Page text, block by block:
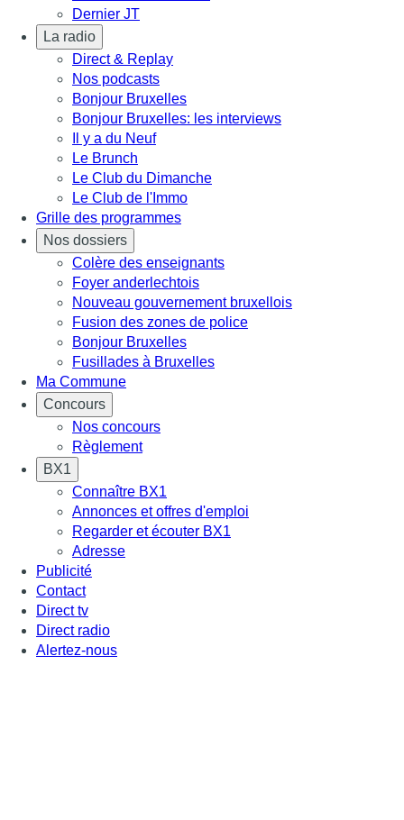
Dernier JT
La radio
Direct & Replay
Nos podcasts
Bonjour Bruxelles
Bonjour Bruxelles: les interviews
Il y a du Neuf
Le Brunch
Le Club du Dimanche
Le Club de l'Immo
Grille des programmes
Nos dossiers
Colère des enseignants
Foyer anderlechtois
Nouveau gouvernement bruxellois
Fusion des zones de police
Bonjour Bruxelles
Fusillades à Bruxelles
Ma Commune
Concours
Nos concours
Règlement
BX1
Connaître BX1
Annonces et offres d'emploi
Regarder et écouter BX1
Adresse
Publicité
Contact
Direct tv
Direct radio
Alertez-nous